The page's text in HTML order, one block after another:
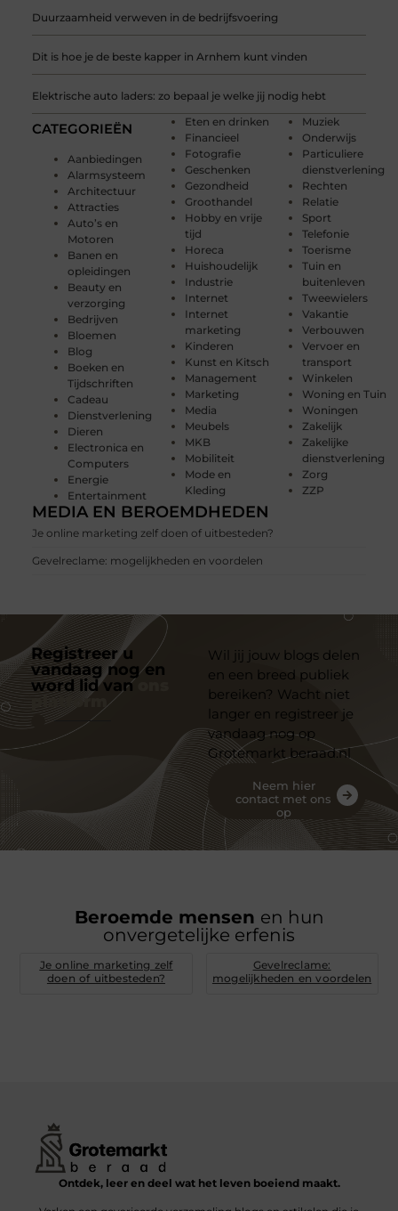
Duurzaamheid verweven in de bedrijfsvoering
Dit is hoe je de beste kapper in Arnhem kunt vinden
Elektrische auto laders: zo bepaal je welke jij nodig hebt
CATEGORIEËN
Aanbiedingen
Alarmsysteem
Architectuur
Attracties
Auto’s en
Motoren
Banen en
opleidingen
Beauty en
verzorging
Bedrijven
Bloemen
Blog
Boeken en
Tijdschriften
Cadeau
Dienstverlening
Dieren
Electronica en
Computers
Energie
Entertainment
Eten en drinken
Financieel
Fotografie
Geschenken
Gezondheid
Groothandel
Hobby en vrije
tijd
Horeca
Huishoudelijk
Industrie
Internet
Internet
marketing
Kinderen
Kunst en Kitsch
Management
Marketing
Media
Meubels
MKB
Mobiliteit
Mode en
Kleding
Muziek
Onderwijs
Particuliere
dienstverlening
Rechten
Relatie
Sport
Telefonie
Toerisme
Tuin en
buitenleven
Tweewielers
Vakantie
Verbouwen
Vervoer en
transport
Winkelen
Woning en Tuin
Woningen
Zakelijk
Zakelijke
dienstverlening
Zorg
ZZP
MEDIA EN BEROEMDHEDEN
Je online marketing zelf doen of uitbesteden?
Gevelreclame: mogelijkheden en voordelen
Registreer u
vandaag nog en
word lid van
platform
Wil jij jouw blogs delen
en een breed publiek
bereiken? Wacht niet
langer en registreer je
vandaag nog op
Grotemarkt beraad.nl
Neem hier
contact met ons
op
Beroemde mensen en hun
onvergetelijke erfenis
Je online marketing zelf
doen of uitbesteden?
Gevelreclame:
mogelijkheden en voordelen
Ontdek, leer en deel wat het leven boeiend maakt.